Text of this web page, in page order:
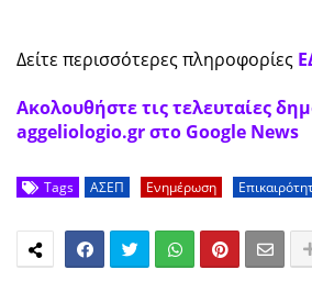
Δείτε περισσότερες πληροφορίες
Ακολουθήστε τις τελευταίες
aggeliologio.gr στο Google News
Tags ΑΣΕΠ Ενημέρωση